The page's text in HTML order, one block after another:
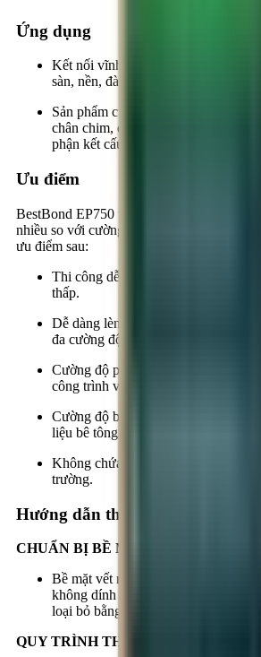
Ứng dụng
Kết nối vĩnh viễn cho các kết cấu
sàn, nền, đà kiềng, dầm chịu lực,
Sản phẩm cũng được sử dụng để
chân chim, đồng thời dùng như lớp
phận kết cấu thép như bệ neo.
Ưu điểm
BestBond EP750 tạo lớp kết nối có cường
nhiều so với cường độ bê tông. Ngoài ra,
ưu điểm sau:
Thi công dễ dàng, đơn giản, cho
thấp.
Dễ dàng lèn đầy vào các vết nứt
đa cường độ ban đầu.
Cường độ phát triển nhanh, giúp rút
công trình vào sử dụng.
Cường độ bám dính và cường độ
liệu bê tông.
Không chứa dung môi, không độc
trường.
Hướng dẫn thi công
CHUẨN BỊ BỀ MẶT:
Bề mặt vết nứt phải sạch, khô (độ
không dính các tạp chất dễ bong
loại bỏ bằng các biện pháp cơ học
QUY TRÌNH THI CÔNG: